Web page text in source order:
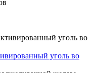
уголь во